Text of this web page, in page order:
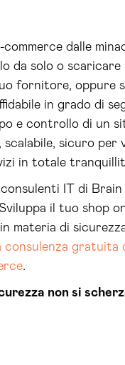
dalle
da solo o scaricare
fornitore, oppure
in grado di
e controllo di un
sicuro per
in totale
IT di
il tuo shop
materia di
consulenza gratuita
.
non si